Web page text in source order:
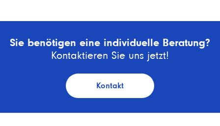
Sie benötigen eine individuelle Beratung?
Kontaktieren Sie uns jetzt!
Kontakt